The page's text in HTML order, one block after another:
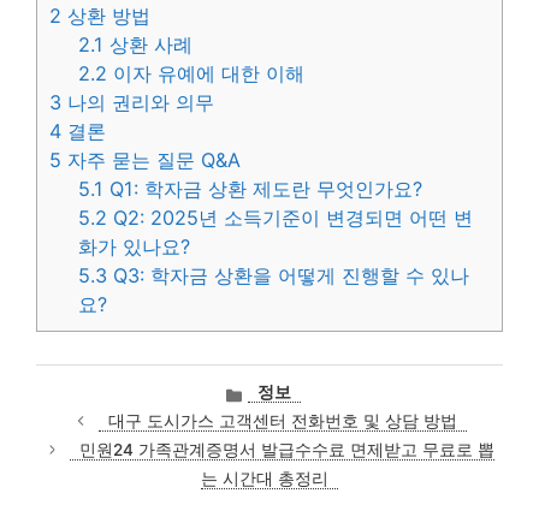
2 상환 방법
2.1 상환 사례
2.2 이자 유예에 대한 이해
3 나의 권리와 의무
4 결론
5 자주 묻는 질문 Q&A
5.1 Q1: 학자금 상환 제도란 무엇인가요?
5.2 Q2: 2025년 소득기준이 변경되면 어떤 변
화가 있나요?
5.3 Q3: 학자금 상환을 어떻게 진행할 수 있나
요?
카
테
고
리
정보
대구 도시가스 고객센터 전화번호 및 상담 방법
민원24 가족관계증명서 발급수수료 면제받고 무료로 뽑
는 시간대 총정리